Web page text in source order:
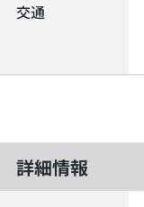
交通
詳細情報